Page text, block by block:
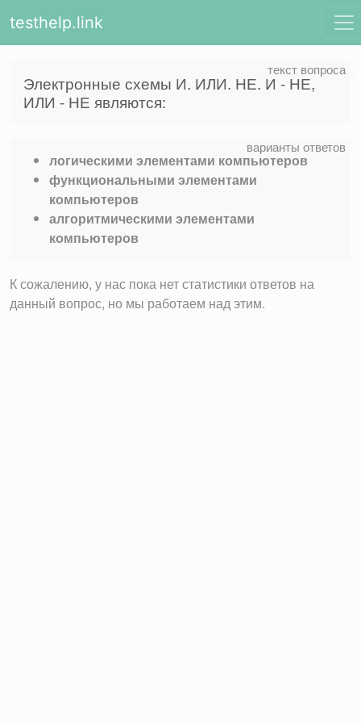
testhelp.link
Электронные схемы И. ИЛИ. НЕ. И - НЕ,
ИЛИ - НЕ являются:
логическими элементами компьютеров
функциональными элементами
компьютеров
алгоритмическими элементами
компьютеров
К сожалению, у нас пока нет статистики ответов на
данный вопрос, но мы работаем над этим.